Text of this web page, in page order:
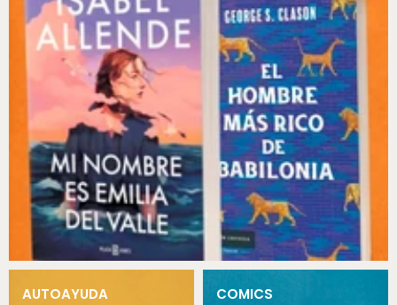
AUTOAYUDA COMICS